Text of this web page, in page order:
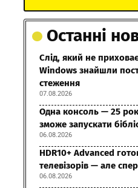
Останні
Слід, який не
Windows знайшли
стеження
07.08.2026
Одна консоль — 25
зможе запускати
06.08.2026
HDR10+ Advanced
телевізорів — але
06.08.2026